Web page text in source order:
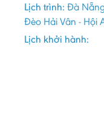
Lịch trình: Đà
Đèo Hải Vân - Hội
Lịch khởi hành: